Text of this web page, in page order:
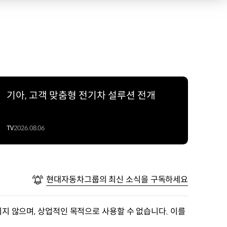
기아, 고객 맞춤형 전기차 설루션 전개
TV2026.08.06
현대자동차그룹의 최신 소식을 구독하세요
않으며, 상업적인 목적으로 사용할 수 없습니다. 이를